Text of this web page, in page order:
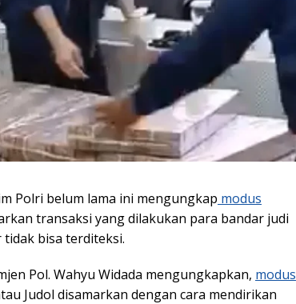
Polri belum lama ini mengungkap modus
transaksi yang dilakukan para bandar judi
bisa terditeksi.
Pol. Wahyu Widada mengungkapkan, modus
Judol disamarkan dengan cara mendirikan